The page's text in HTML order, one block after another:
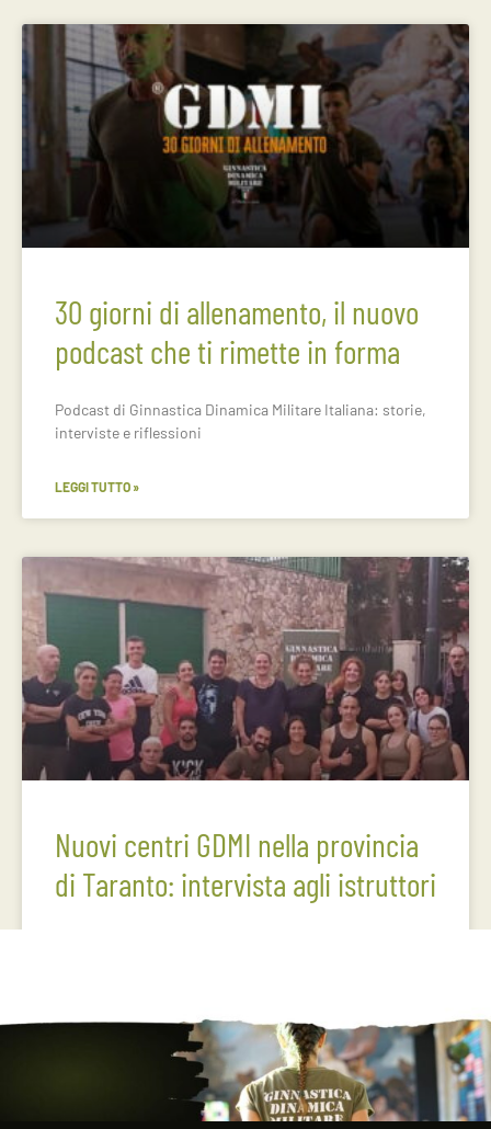
30 giorni di allenamento, il nuovo
podcast che ti rimette in forma
Podcast di Ginnastica Dinamica Militare Italiana: storie,
interviste e riflessioni
LEGGI TUTTO »
Nuovi centri GDMI nella provincia
di Taranto: intervista agli istruttori